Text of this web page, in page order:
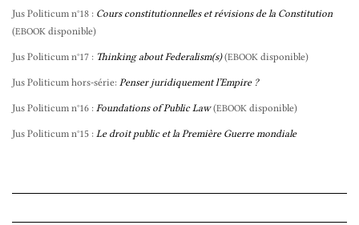
Jus Politicum n°18 : Cours constitutionnelles et révisions de la Constitution
(EBOOK disponible)
Jus Politicum n°17 : Thinking about Federalism(s) (EBOOK disponible)
Jus Politicum hors-série: Penser juridiquement l’Empire ?
Jus Politicum n°16 : Foundations of Public Law (EBOOK disponible)
Jus Politicum n°15 : Le droit public et la Première Guerre mondiale